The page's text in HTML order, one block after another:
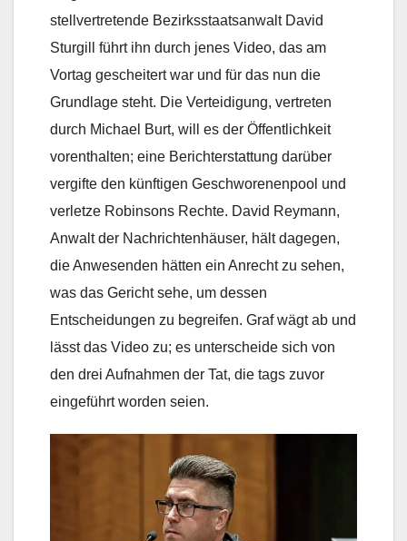
stellvertretende Bezirksstaatsanwalt David
Sturgill führt ihn durch jenes Video, das am
Vortag gescheitert war und für das nun die
Grundlage steht. Die Verteidigung, vertreten
durch Michael Burt, will es der Öffentlichkeit
vorenthalten; eine Berichterstattung darüber
vergifte den künftigen Geschworenenpool und
verletze Robinsons Rechte. David Reymann,
Anwalt der Nachrichtenhäuser, hält dagegen,
die Anwesenden hätten ein Anrecht zu sehen,
was das Gericht sehe, um dessen
Entscheidungen zu begreifen. Graf wägt ab und
lässt das Video zu; es unterscheide sich von
den drei Aufnahmen der Tat, die tags zuvor
eingeführt worden seien.